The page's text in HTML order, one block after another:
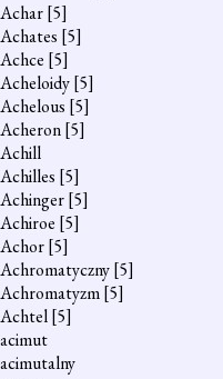
Achar[5]
Achates [5]
Achce [5]
Acheloidy[5]
Achelous [5]
Acheron[5]
Achill
Achilles [5]
Achinger[5]
Achiroe [5]
Achor[5]
Achromatyczny[5]
Achromatyzm[5]
Achtel[5]
acimut
acimutalny